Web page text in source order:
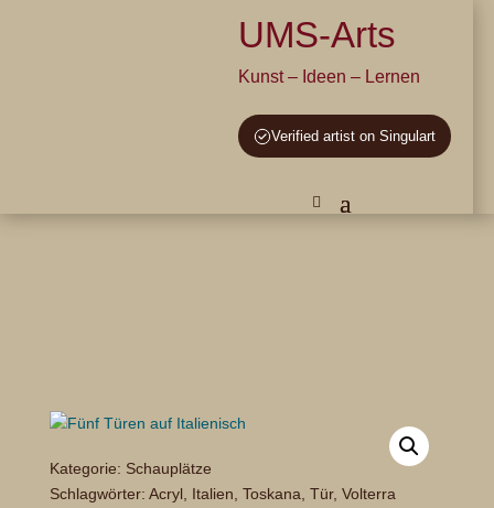
UMS-Arts
Kunst – Ideen – Lernen
Verified artist on Singulart
Kategorie: Schauplätze
Schlagwörter: Acryl, Italien Toskana Tür, Volterra